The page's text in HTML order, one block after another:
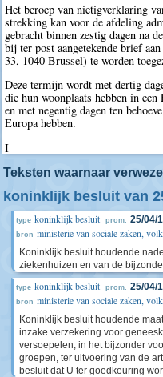
Het beroep van nietigverklaring
strekking kan voor de afdeling
gebracht binnen zestig dagen na
bij ter post aangetekende brief
33, 1040 Brussel) te worden
Deze termijn wordt met dertig
die hun woonplaats hebben in
en met negentig dagen ten
Europa hebben.
I
Teksten waarnaar
koninklijk besluit van
type koninklijk besluit prom. 25/04/
bron ministerie van sociale zaken,
Koninklijk besluit houdende
ziekenhuizen en van de
type koninklijk besluit prom. 25/04/
bron ministerie van sociale zaken,
Koninklijk besluit houdende
inzake verzekering voor
versoepelen, in het bijzonder
groepen, ter uitvoering van de
besluit dat U ter goedkeuring